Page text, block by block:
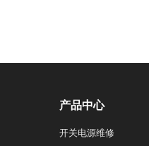
产品中心
开关电源维修